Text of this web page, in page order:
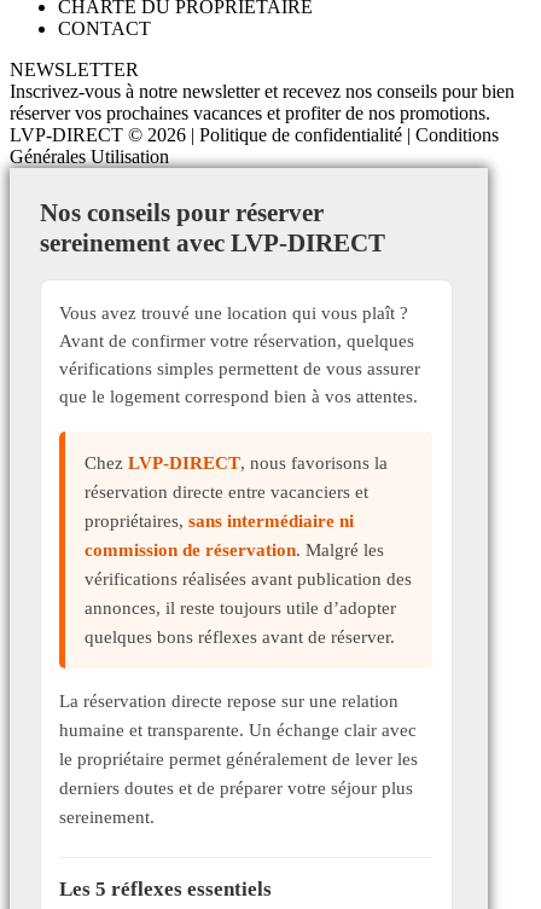
CHARTE DU PROPRIETAIRE
CONTACT
NEWSLETTER
Inscrivez-vous à notre newsletter et recevez nos conseils pour bien
réserver vos prochaines vacances et profiter de nos promotions.
LVP-DIRECT © 2026 | Politique de confidentialité
Conditions
Générales Utilisation
Nos conseils pour réserver
sereinement avec LVP-DIRECT
Vous avez trouvé une location qui vous plaît ?
Avant de confirmer votre réservation, quelques
vérifications simples permettent de vous assurer
que le logement correspond bien à vos attentes.
Chez LVP-DIRECT, nous favorisons la
réservation directe entre vacanciers et
propriétaires, sans intermédiaire ni
commission de réservation. Malgré les
vérifications réalisées avant publication des
annonces, il reste toujours utile d’adopter
quelques bons réflexes avant de réserver.
La réservation directe repose sur une relation
humaine et transparente. Un échange clair avec
le propriétaire permet généralement de lever les
derniers doutes et de préparer votre séjour plus
sereinement.
Les 5 réflexes essentiels